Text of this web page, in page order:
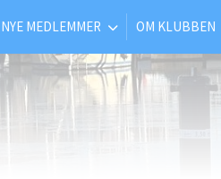
NYE MEDLEMMER OM KLUBBEN